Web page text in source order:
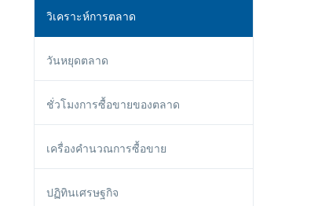
วิเคราะห์การตลาด
วันหยุดตลาด
ชั่วโมงการซื้อขายของตลาด
เครื่องคำนวณการซื้อขาย
ปฏิทินเศรษฐกิจ